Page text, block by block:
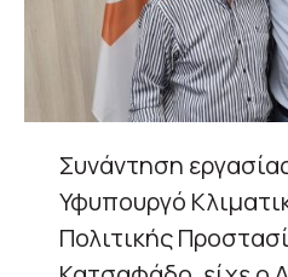
Συνάντηση
Υφυπουργό
Πολιτικής